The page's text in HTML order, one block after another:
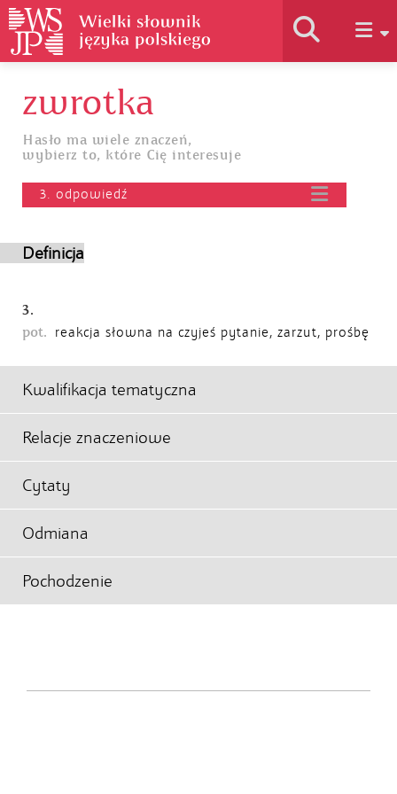
Historia słownika
Jak korzystać
zwrotka
Hasło ma wiele znaczeń,
wybierz to, które Cię interesuje
3. odpowiedź
Definicja
3.
pot.
reakcja słowna na czyjeś pytanie, zarzut, prośbę
Kwalifikacja tematyczna
Relacje znaczeniowe
Cytaty
Odmiana
Pochodzenie